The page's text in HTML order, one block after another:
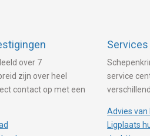
over 7
zijn over heel
contact op met een
Services
service
Advies van
Ligplaats